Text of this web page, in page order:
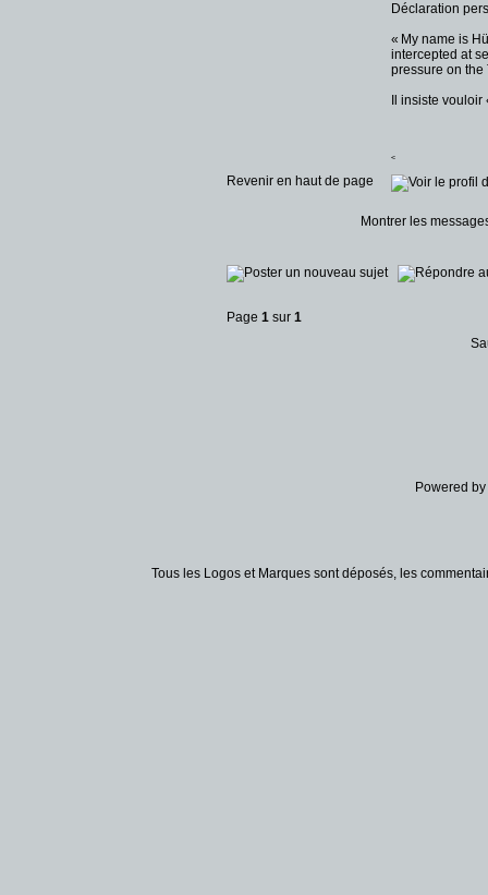
Déclaration
« My name is
intercepted at
pressure on the
Il insiste
<
Revenir en haut de page
Montrer les
Page 1 sur 1
Powered by
Tous les Logos et Marques sont déposés, les